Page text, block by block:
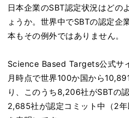
日本企業のSBT認定状況はどの
ょうか。世界中でSBTの認定企
本もその例外ではありません。
Science Based Targets公式サ
月時点で世界100か国から
り、このうち8,206社がSBTの
2,685社が認定コミット中（2